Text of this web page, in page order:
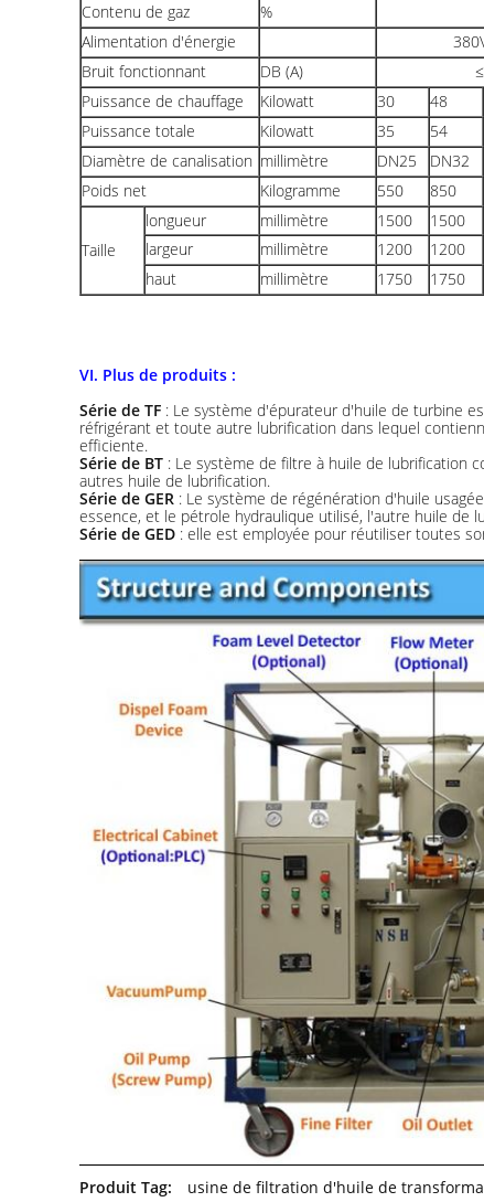
Contenu de gaz
%
Alimentation d'énergie
Bruit fonctionnant
DB (A)
Puissance de chauffage
Kilowatt 30 48
Puissance totale
Kilowatt 35 54
Diamètre de canalisation millimètre DN25 DN32
Poids net
Kilogramme 550 850
Taille
longueur millimètre 1500 1500
largeur
millimètre 1200 1200
haut
millimètre 1750 1750
VI. Plus de produits :
Série de TF : Le système d'épurateur d'huile de turbine
réfrigérant et toute autre lubrification dans lequel
efficiente.
Série de BT : Le système de filtre à huile de lubrification
autres huile de lubrification.
Série de GER : Le système de régénération d'huile
essence, et le pétrole hydraulique utilisé, l'autre huile de
Série de GED : elle est employée pour réutiliser toutes
Produit Tag: usine de filtration d'huile de